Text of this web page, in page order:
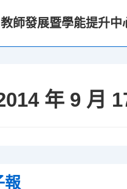
師發展暨學能提升中
年 9 月
報